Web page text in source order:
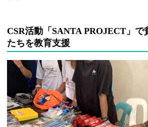
CSR活動「SANTA PROJECT」で
たちを教育支援